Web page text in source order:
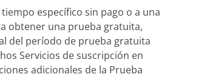
específico sin pago o a una
obtener una prueba gratuita,
del período de prueba gratuita
Servicios de suscripción en
adicionales de la Prueba